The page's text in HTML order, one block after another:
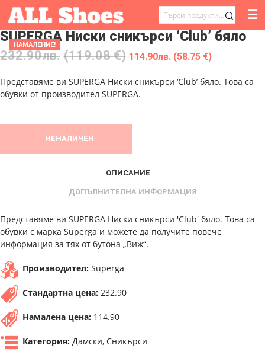
ТЪРСЕНЕ
ЗА:
☰
НАМАЛЕНИЕ!
SUPERGA Ниски сникърси ‘Club’ бяло
232.90лв. (119.08 €) 114.90лв. (58.75 €)
Представяме ви SUPERGA Ниски сникърси ‘Club’ бяло. Това са
обувки от производител SUPERGA.
НЕНАЛИЧЕН
ОПИСАНИЕ
ДОПЪЛНИТЕЛНА ИНФОРМАЦИЯ
Представяме ви SUPERGA Ниски сникърси 'Club' бяло. Това са
обувки с марка Superga и можете да получите повече
информация за тях от бутона „Виж“.
Производител: Superga
Стандартна цена: 232.90
Намалена цена: 114.90
Категория: Дамски, Сникърси